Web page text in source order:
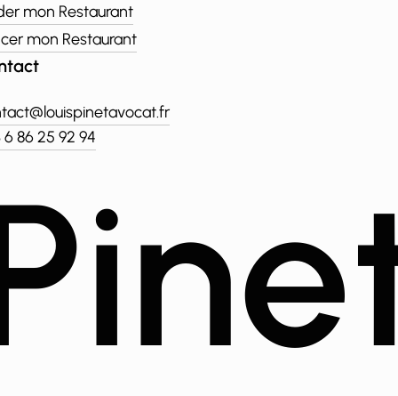
mon Restaurant
mon Restaurant
6 86 25 92 94
ine